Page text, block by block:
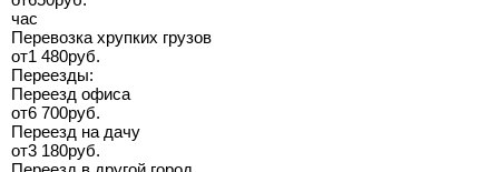
час
Перевозка хрупких грузов
от1 480руб.
Переезды:
Переезд офиса
от6 700руб.
Переезд на дачу
от3 180руб.